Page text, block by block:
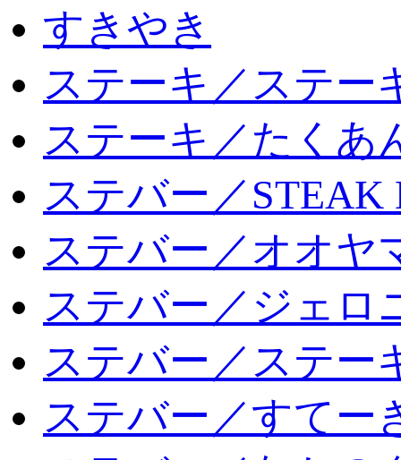
すきやき
ステーキ／ステー
ステーキ／たくあ
ステバー／STEAK
ステバー／オオヤ
ステバー／ジェロ
ステバー／ステー
ステバー／すてー